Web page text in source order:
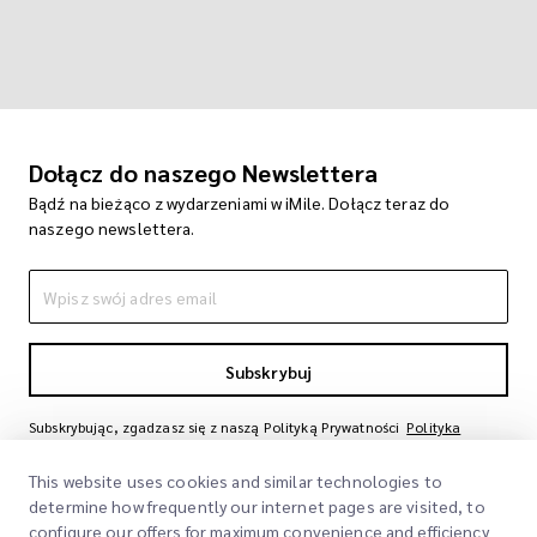
Dołącz do naszego Newslettera
Bądź na bieżąco z wydarzeniami w iMile. Dołącz teraz do
naszego newslettera.
Subskrybuj
Subskrybując, zgadzasz się z naszą Polityką Prywatności Polityka
This website uses cookies and similar technologies to
determine how frequently our internet pages are visited, to
configure our offers for maximum convenience and efficiency